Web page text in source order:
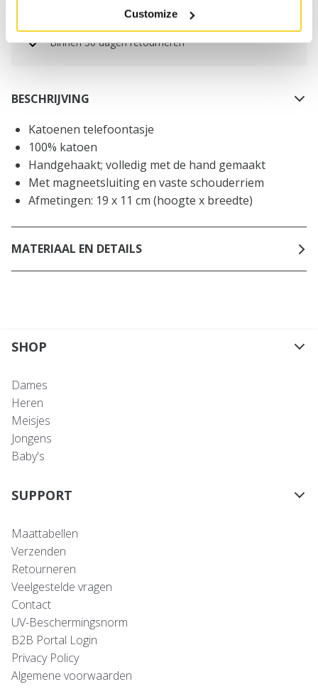
Customize
Binnen 30 dagen retourneren
BESCHRIJVING
Katoenen telefoontasje
100% katoen
Handgehaakt; volledig met de hand gemaakt
Met magneetsluiting en vaste schouderriem
Afmetingen: 19 x 11 cm (hoogte x breedte)
MATERIAAL EN DETAILS
SHOP
Dames
Heren
Meisjes
Jongens
Baby's
SUPPORT
Maattabellen
Verzenden
Retourneren
Veelgestelde vragen
Contact
UV-Beschermingsnorm
B2B Portal Login
Privacy Policy
Algemene voorwaarden